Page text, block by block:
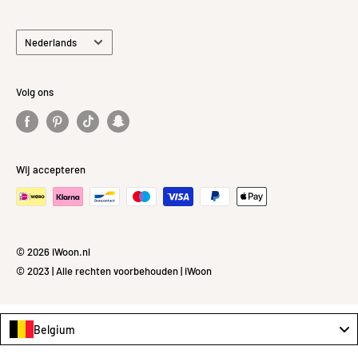
Taal
Nederlands
Volg ons
Wij accepteren
© 2026 iWoon.nl
© 2023 | Alle rechten voorbehouden | iWoon
Belgium